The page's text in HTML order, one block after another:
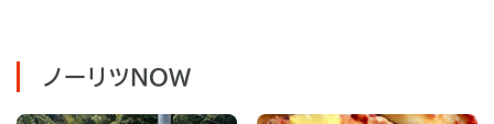
ノーリツNOW